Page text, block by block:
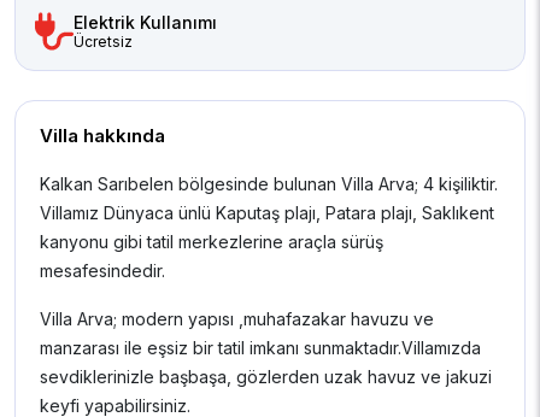
Elektrik Kullanımı
Ücretsiz
Villa hakkında
Kalkan Sarıbelen bölgesinde bulunan Villa Arva; 4 kişiliktir.
Villamız Dünyaca ünlü Kaputaş plajı, Patara plajı, Saklıkent
kanyonu gibi tatil merkezlerine araçla sürüş
mesafesindedir.
Villa Arva; modern yapısı ,muhafazakar havuzu ve
manzarası ile eşsiz bir tatil imkanı sunmaktadır.Villamızda
sevdiklerinizle başbaşa, gözlerden uzak havuz ve jakuzi
keyfi yapabilirsiniz.